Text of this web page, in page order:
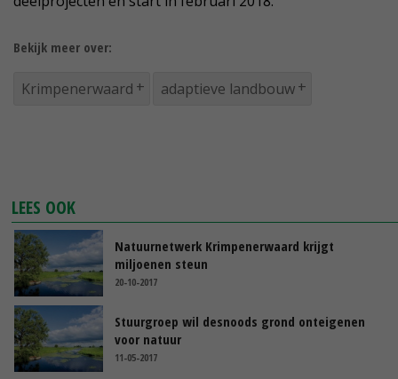
Bekijk meer over:
Krimpenerwaard adaptieve landbouw
LEES OOK
Natuurnetwerk Krimpenerwaard krijgt
miljoenen steun
20-10-2017
Stuurgroep wil desnoods grond onteigenen
voor natuur
11-05-2017